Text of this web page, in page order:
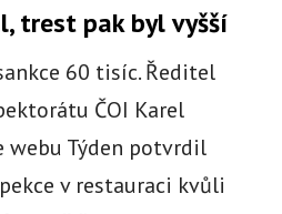
trest pak byl vyšší
60 tisíc. Ředitel
ČOI Karel
webu Týden potvrdil
v restauraci kvůli